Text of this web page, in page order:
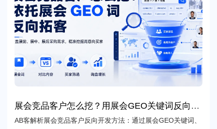
展会竞品客户怎么挖？用展会GEO关键词反向触
达高意向采购商
AB客解析展会竞品客户反向开发方法：通过展会GEO关键词、